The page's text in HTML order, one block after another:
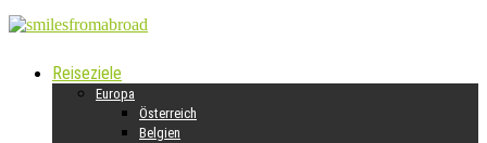
Reiseziele
Europa
Österreich
Belgien